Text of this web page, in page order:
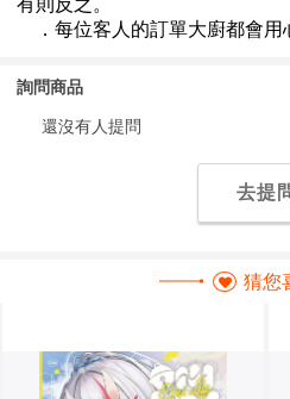
詢問商品
還沒有人提問
去提
猜您